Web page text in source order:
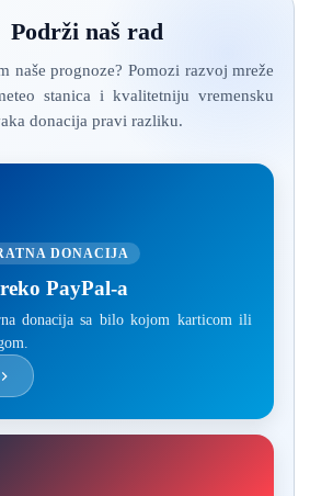
Podrži naš rad
naše prognoze? Pomozi razvoj mreže
stanica i kvalitetniju vremensku
donacija pravi razliku.
DONACIJA
PayPal-a
donacija sa bilo kojom karticom ili